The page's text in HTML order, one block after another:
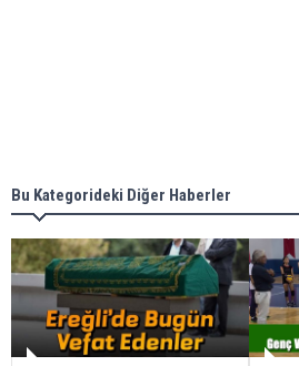
Bu Kategorideki Diğer Haberler